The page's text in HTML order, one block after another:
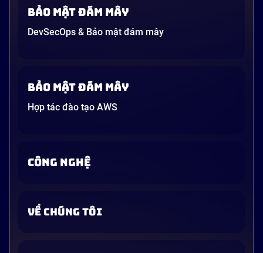
Bảo mật đám mây
DevSecOps & Bảo mật đám mây
Bảo mật đám mây
Hợp tác đào tạo AWS
CÔNG NGHỆ
VỀ CHÚNG TÔI